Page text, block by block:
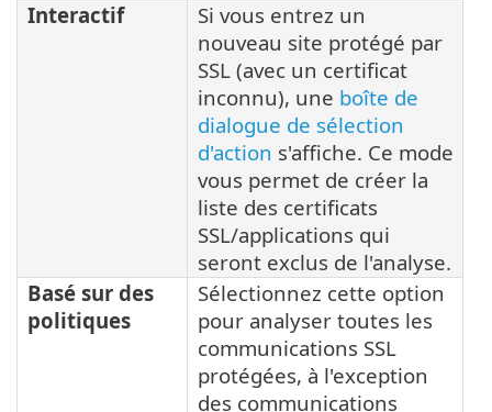
Interactif
Si vous entrez un
nouveau site protégé par
SSL (avec un certificat
inconnu), une boîte de
dialogue de sélection
d'action s'affiche. Ce mode
vous permet de créer la
liste des certificats
SSL/applications qui
seront exclus de l'analyse.
Basé sur des
politiques
Sélectionnez cette option
pour analyser toutes les
communications SSL
protégées, à l'exception
des communications